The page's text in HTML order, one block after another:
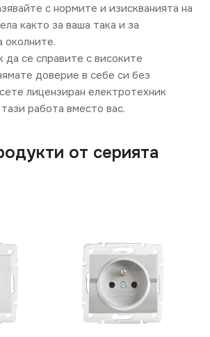
с нормите и изискванията на
както за ваша така и за
околните.
да се справите с високите
доверие в себе си без
лицензиран електротехник
работа вместо вас.
от серията